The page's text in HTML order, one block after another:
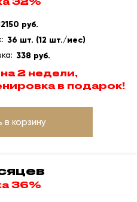
руб.
36 шт. (12 шт./мес)
338 руб.
2 недели,
в подарок!
в корзину
36%